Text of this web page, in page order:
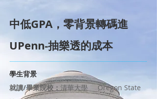
中低GPA，零背景轉碼進
UPenn-抽樂透的成本
學生背景
就讀/畢業院校：清華大學 Oregon State